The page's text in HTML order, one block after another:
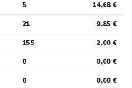
5 14,68 €
21 9,85 €
155 2,00 €
0 0,00 €
0 0,00 €